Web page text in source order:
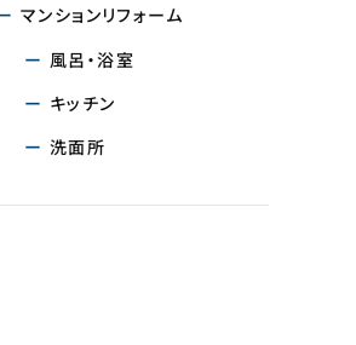
マンションリフォーム
風呂・浴室
キッチン
洗面所